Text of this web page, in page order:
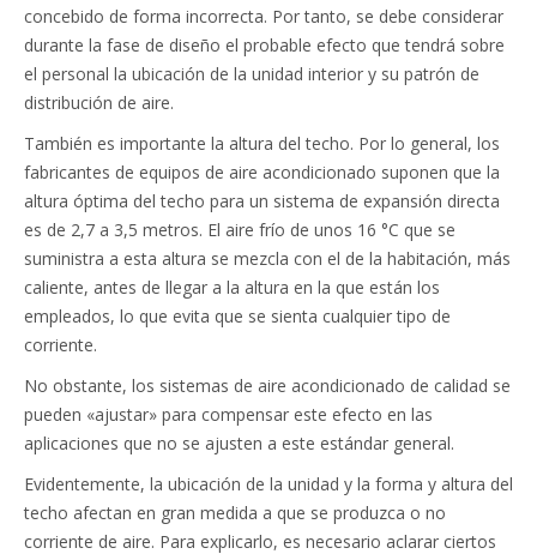
concebido de forma incorrecta. Por tanto, se debe considerar
durante la fase de diseño el probable efecto que tendrá sobre
el personal la ubicación de la unidad interior y su patrón de
distribución de aire.
También es importante la altura del techo. Por lo general, los
fabricantes de equipos de aire acondicionado suponen que la
altura óptima del techo para un sistema de expansión directa
es de 2,7 a 3,5 metros. El aire frío de unos 16 °C que se
suministra a esta altura se mezcla con el de la habitación, más
caliente, antes de llegar a la altura en la que están los
empleados, lo que evita que se sienta cualquier tipo de
corriente.
No obstante, los sistemas de aire acondicionado de calidad se
pueden «ajustar» para compensar este efecto en las
aplicaciones que no se ajusten a este estándar general.
Evidentemente, la ubicación de la unidad y la forma y altura del
techo afectan en gran medida a que se produzca o no
corriente de aire. Para explicarlo, es necesario aclarar ciertos